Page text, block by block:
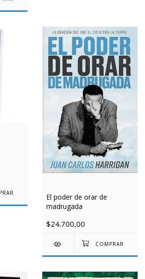
El poder de orar de
madrugada
$24.700,00